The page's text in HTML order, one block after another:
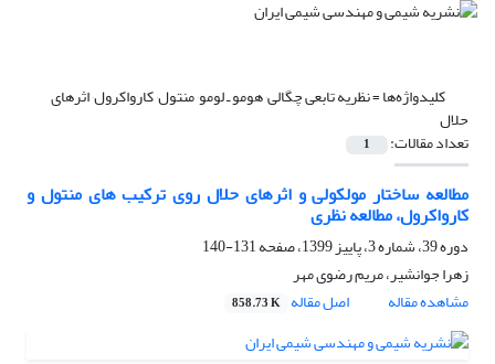
کلیدواژه‌ها = نظریه تابعی چگالی٬ هومو ـ لومو٬ منتول٬ کارواکرول٬ اثرهای
حلال
تعداد مقالات: 1
مطالعه ساختار مولکولی و اثرهای حلال روی ترکیب های منتول و
کارواکرول، مطالعه نظری
دوره 39، شماره 3، پاییز 1399، صفحه
131-140
زهرا جوانشیر، مریم رضوی مهر
مشاهده مقاله
اصل مقاله 858.73 K